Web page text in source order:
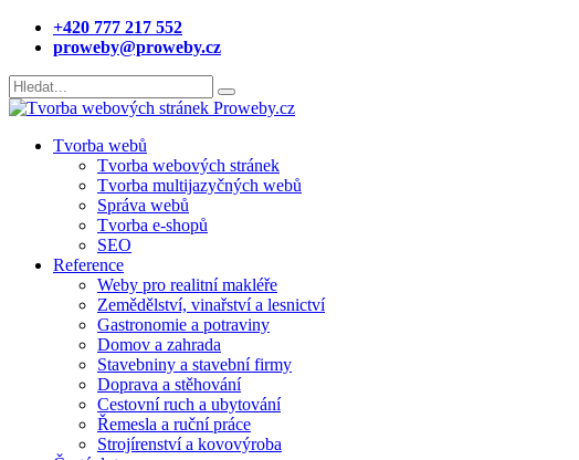
+420 777 217 552
proweby@proweby.cz
Tvorba webů
Tvorba webových stránek
Tvorba multijazyčných webů
Správa webů
Tvorba e-shopů
SEO
Reference
Weby pro realitní makléře
Zemědělství, vinařství a lesnictví
Gastronomie a potraviny
Domov a zahrada
Stavebniny a stavební firmy
Doprava a stěhování
Cestovní ruch a ubytování
Řemesla a ruční práce
Strojírenství a kovovýroba